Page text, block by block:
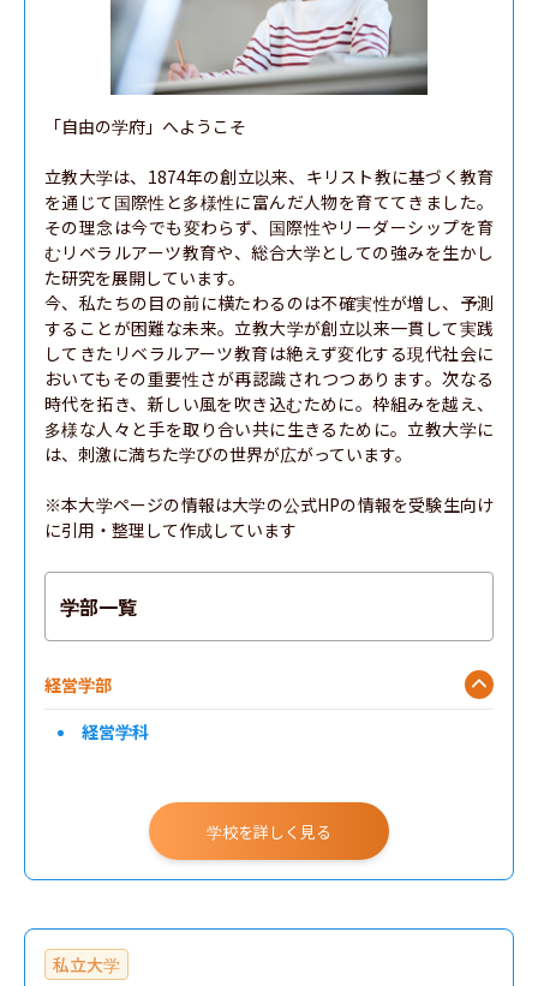
「自由の学府」へようこそ
立教大学は、1874年の創立以来、キリスト教に基づく教育
を通じて国際性と多様性に富んだ人物を育ててきました。
その理念は今でも変わらず、国際性やリーダーシップを育
むリベラルアーツ教育や、総合大学としての強みを生かし
た研究を展開しています。
今、私たちの目の前に横たわるのは不確実性が増し、予測
することが困難な未来。立教大学が創立以来一貫して実践
してきたリベラルアーツ教育は絶えず変化する現代社会に
おいてもその重要性さが再認識されつつあります。次なる
時代を拓き、新しい風を吹き込むために。枠組みを越え、
多様な人々と手を取り合い共に生きるために。立教大学に
は、刺激に満ちた学びの世界が広がっています。
※本大学ページの情報は大学の公式HPの情報を受験生向け
に引用・整理して作成しています
学部一覧
経営学部
経営学科
学校を詳しく見る
私立大学